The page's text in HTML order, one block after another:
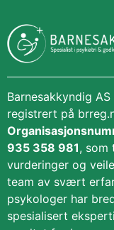
Barnesakkyndig
registrert på
935 358 981, som
vurderinger og
team av svært
psykologer har
spesialisert
enhetsdata. Å
funksjoner.
Nødvendig
Preferanser
Statistikk
Markedsføring